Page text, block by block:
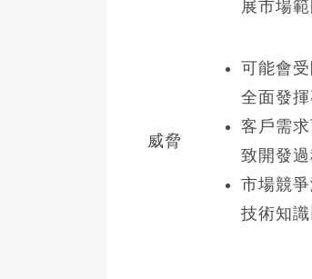
展市場
威脅
可能會
全面發
客戶需
致開發
市場競
技術知